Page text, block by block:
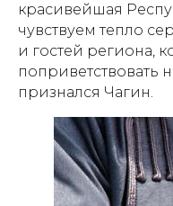
красивейшая
чувствуем тепло
и гостей региона,
поприветствовать
признался Чагин.